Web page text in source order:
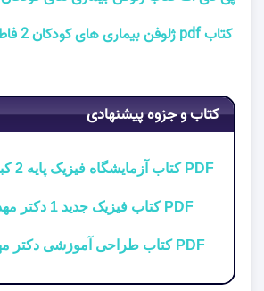
کتاب pdf ژلوفن بیماری های کودکان 2 فاطمه موسوی
کتاب و جزوه پیشنهادی
PDF کتاب آزمایشگاه فیزیک پایه 2 کبری حاجی زاده
PDF کتاب فیزیک جدید 1 دکتر مهدی سودمند
PDF کتاب طراحی آموزشی دکتر مهدی محمودی